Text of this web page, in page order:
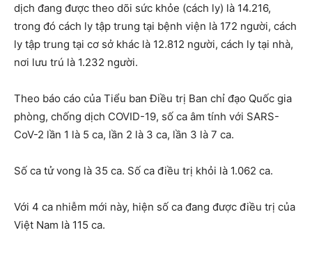
dịch đang được theo dõi sức khỏe (cách ly) là 14.216,
trong đó cách ly tập trung tại bệnh viện là 172 người, cách
ly tập trung tại cơ sở khác là 12.812 người, cách ly tại nhà,
nơi lưu trú là 1.232 người.
Theo báo cáo của Tiểu ban Điều trị Ban chỉ đạo Quốc gia
phòng, chống dịch COVID-19, số ca âm tính với SARS-
CoV-2 lần 1 là 5 ca, lần 2 là 3 ca, lần 3 là 7 ca.
Số ca tử vong là 35 ca. Số ca điều trị khỏi là 1.062 ca.
Với 4 ca nhiễm mới này, hiện số ca đang được điều trị của
Việt Nam là 115 ca.